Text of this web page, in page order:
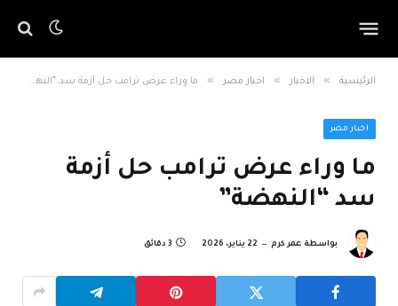
الرئيسية » الاخبار » اخبار مصر » ما وراء عرض ترامب حل أزمة سد “النهضة”
اخبار مصر
ما وراء عرض ترامب حل أزمة
سد “النهضة”
بواسطة عمر كرم 22 يناير، 2026 3 دقائق